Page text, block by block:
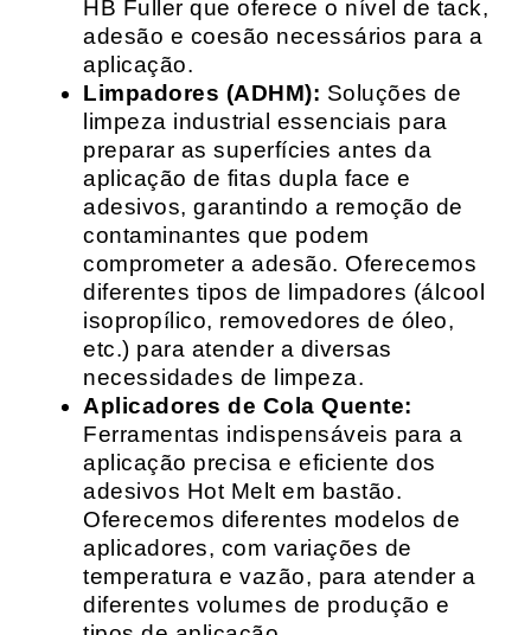
HB Fuller que oferece o nível de tack,
adesão e coesão necessários para a
aplicação.
Limpadores (ADHM): Soluções de
limpeza industrial essenciais para
preparar as superfícies antes da
aplicação de fitas dupla face e
adesivos, garantindo a remoção de
contaminantes que podem
comprometer a adesão. Oferecemos
diferentes tipos de limpadores (álcool
isopropílico, removedores de óleo,
etc.) para atender a diversas
necessidades de limpeza.
Aplicadores de Cola Quente:
Ferramentas indispensáveis para a
aplicação precisa e eficiente dos
adesivos Hot Melt em bastão.
Oferecemos diferentes modelos de
aplicadores, com variações de
temperatura e vazão, para atender a
diferentes volumes de produção e